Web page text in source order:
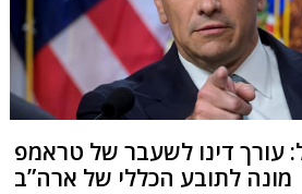
עורך דינו לשעבר של טראמפ
מונה לתובע הכללי של ארה”ב